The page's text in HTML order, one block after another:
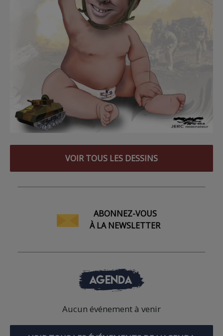
VOIR TOUS LES DESSINS
ABONNEZ-VOUS
À LA NEWSLETTER
AGENDA
Aucun événement à venir